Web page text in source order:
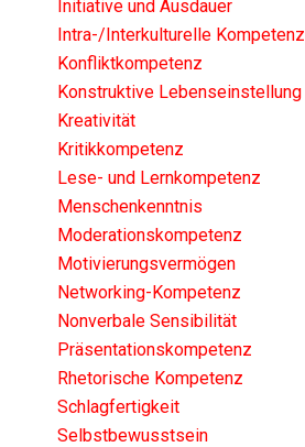
Initiative und Ausdauer
Intra-/Interkulturelle Kompetenz
Konfliktkompetenz
Konstruktive Lebenseinstellung
Kreativität
Kritikkompetenz
Lese- und Lernkompetenz
Menschenkenntnis
Moderationskompetenz
Motivierungsvermögen
Networking-Kompetenz
Nonverbale Sensibilität
Präsentationskompetenz
Rhetorische Kompetenz
Schlagfertigkeit
Selbstbewusstsein